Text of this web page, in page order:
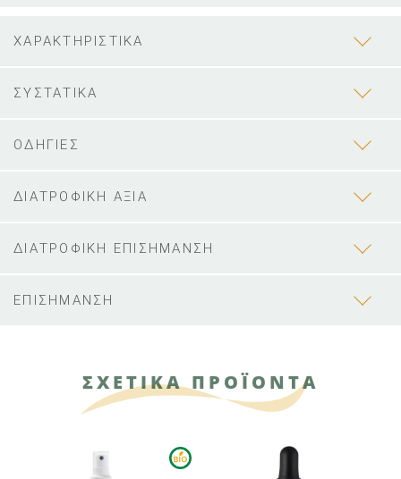
ΧΑΡΑΚΤΗΡΙΣΤΙΚΑ
ΣΥΣΤΑΤΙΚΑ
ΟΔΗΓΙΕΣ
ΔΙΑΤΡΟΦΙΚΗ ΑΞΙΑ
ΔΙΑΤΡΟΦΙΚΗ ΕΠΙΣΗΜΑΝΣΗ
ΕΠΙΣΗΜΑΝΣΗ
ΣΧΕΤΙΚΑ ΠΡΟΪΟΝΤΑ